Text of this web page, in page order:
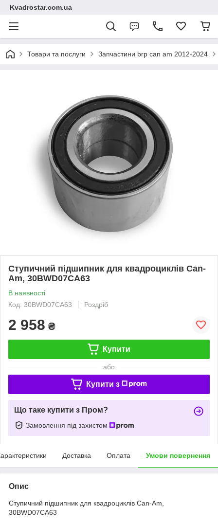
Kvadrostar.com.ua
Товари та послуги Запчастини brp can am 2012-2024
Cтупичний підшипник для квадроциклів Can-
Am, 30BWD07CA63
В наявності
Код: 30BWD07CA63
Роздріб
2 958 ₴
Купити
або
Купити з
Що таке купити з Пром?
Замовлення під захистом
Доставка Оплата Умови повернення
Опис
Cтупичний підшипник для квадроциклів Can-Am,
30BWD07CA63